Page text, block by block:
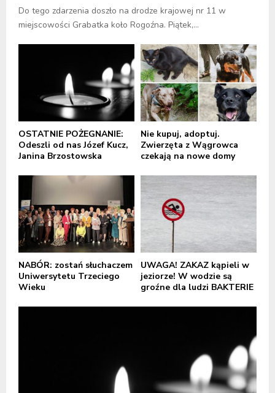
Do tego zdarzenia doszło na drodze krajowej nr 11 w
miejscowości Grabatka koło Rogoźna. Piątek,...
OSTATNIE POŻEGNANIE:
Odeszli od nas Józef Kucz,
Janina Brzostowska
Nie kupuj, adoptuj.
Zwierzęta z Wągrowca
czekają na nowe domy
NABÓR: zostań słuchaczem
Uniwersytetu Trzeciego
Wieku
UWAGA! ZAKAZ kąpieli w
jeziorze! W wodzie są
groźne dla ludzi BAKTERIE